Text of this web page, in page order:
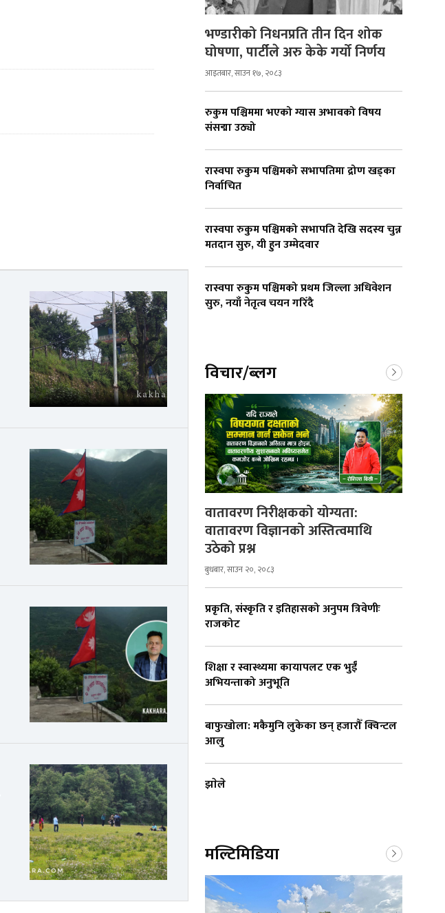
भण्डारीको निधनप्रति तीन दिन शोक
घोषणा, पार्टीले अरु केके गर्यो निर्णय
आइतबार, साउन १७, २०८३
रुकुम पश्चिममा भएको ग्यास अभावको विषय
संसद्मा उठ्यो
रास्वपा रुकुम पश्चिमको सभापतिमा द्रोण खड्का
निर्वाचित
रास्वपा रुकुम पश्चिमको सभापति देखि सदस्य चुन्न
मतदान सुरु, यी हुन उम्मेदवार
रास्वपा रुकुम पश्चिमको प्रथम जिल्ला अधिवेशन
सुरु, नयाँ नेतृत्व चयन गरिँदै
विचार/ब्लग
वातावरण निरीक्षकको योग्यता:
वातावरण विज्ञानको अस्तित्वमाथि
उठेको प्रश्न
बुधबार, साउन २०, २०८३
प्रकृति, संस्कृति र इतिहासको अनुपम त्रिवेणीः
राजकोट
शिक्षा र स्वास्थ्यमा कायापलट एक भुईँ
अभियन्ताको अनुभूति
बाफुखोला: मकैमुनि लुकेका छन् हजारौँ क्विन्टल
आलु
झाेले
मल्टिमिडिया